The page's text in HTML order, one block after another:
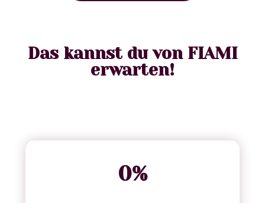
Das kannst du von FIAMI
erwarten!
0%